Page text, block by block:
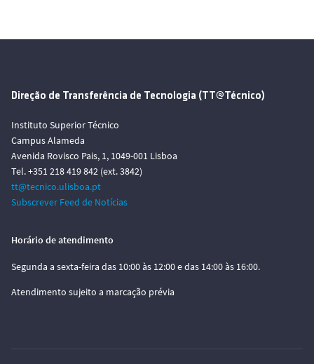
Direção de Transferência de Tecnologia (TT@Técnico)
Instituto Superior Técnico
Campus Alameda
Avenida Rovisco Pais, 1, 1049-001 Lisboa
Tel. +351 218 419 842 (ext. 3842)
tt@tecnico.ulisboa.pt
Subscrever Feed de Notícias
Horário de atendimento
Segunda a sexta-feira das 10:00 às 12:00 e das 14:00 às 16:00.
Atendimento sujeito a marcação prévia